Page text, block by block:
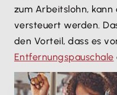
zum Arbeitslohn, kann
versteuert werden.
den Vorteil, dass es
Entfernungspauschale